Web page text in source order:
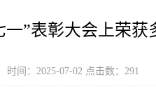
一”表彰大会上荣获
时间：2025-07-02 点击数： 291